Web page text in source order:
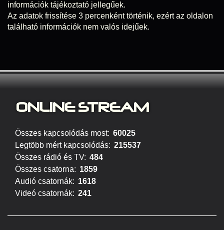
információk tájékoztató jellegűek.
Az adatok frissítése 3 percenként történik, ezért az oldalon
található információk nem valós idejűek.
ONLINE STREAM
Összes kapcsolódás most: 60025
Legtöbb mért kapcsolódás: 215537
Összes rádió és TV: 484
Összes csatorna: 1859
Audió csatornák: 1618
Videó csatornák: 241